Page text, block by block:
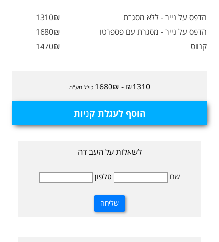
הדפס על נייר - ללא מסגרת
1310₪
הדפס על נייר - מסגרת עם פספרטו
1680₪
קנווס
1470₪
₪1310 - 1680₪ כולל מע"מ
הוסף לעגלת קניות
לשאלות על העבודה
שם טלפון